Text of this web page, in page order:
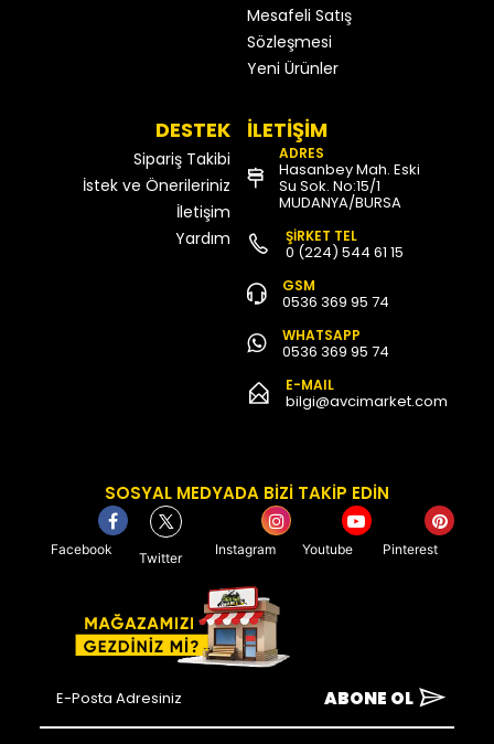
Mesafeli Satış
Sözleşmesi
Yeni Ürünler
DESTEK
Sipariş Takibi
İstek ve Önerileriniz
İletişim
Yardım
İLETİŞİM
ADRES
Hasanbey Mah. Eski
Su Sok. No:15/1
MUDANYA/BURSA
ŞİRKET TEL
0 (224) 544 61 15
GSM
0536 369 95 74
WHATSAPP
0536 369 95 74
E-MAIL
bilgi@avcimarket.com
SOSYAL MEDYADA BİZİ TAKİP EDİN
Facebook
Twitter
Instagram Youtube Pinterest
ABONE OL